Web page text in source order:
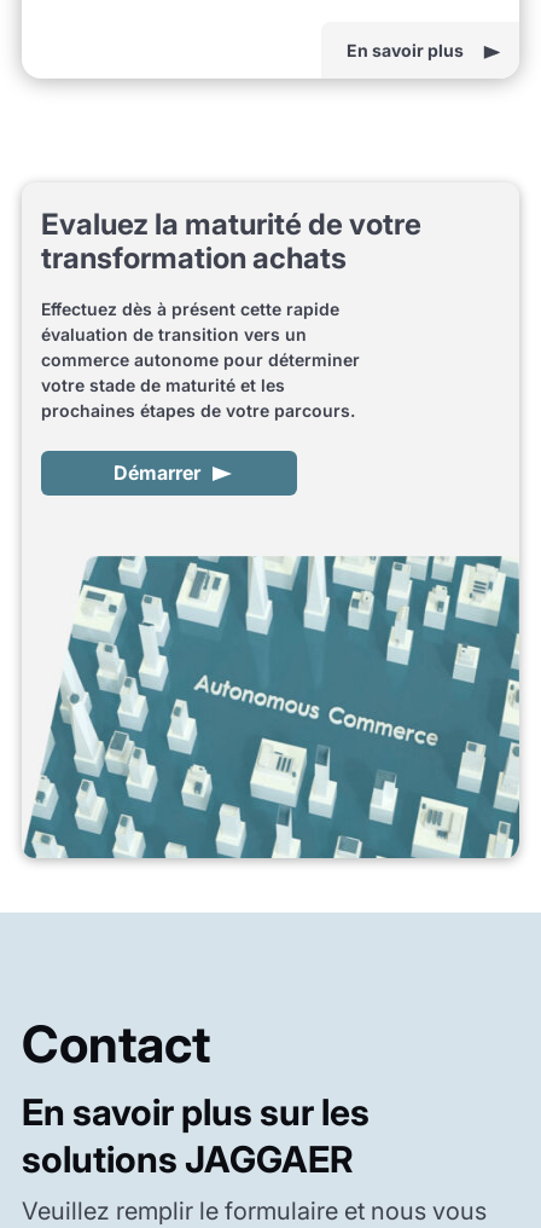
En savoir plus
Evaluez la maturité de votre
transformation achats
Effectuez dès à présent cette rapide
évaluation de transition vers un
commerce autonome pour déterminer
votre stade de maturité et les
prochaines étapes de votre parcours.
Démarrer
Contact
En savoir plus sur les
solutions JAGGAER
Veuillez remplir le formulaire et nous vous